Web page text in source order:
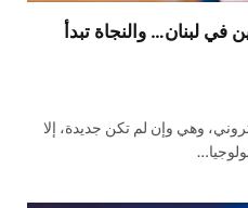
لبنان… والنجاة تبدأ
وهي وإن لم تكن جديدة، إلا